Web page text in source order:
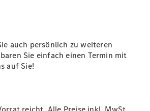
elektrisch
auch persönlich zu weiteren
Sie einfach einen Termin mit
auf Sie!